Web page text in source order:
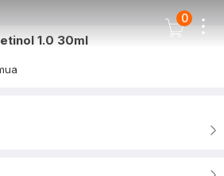
Cart Icon
0
1.0 30ml
Icon